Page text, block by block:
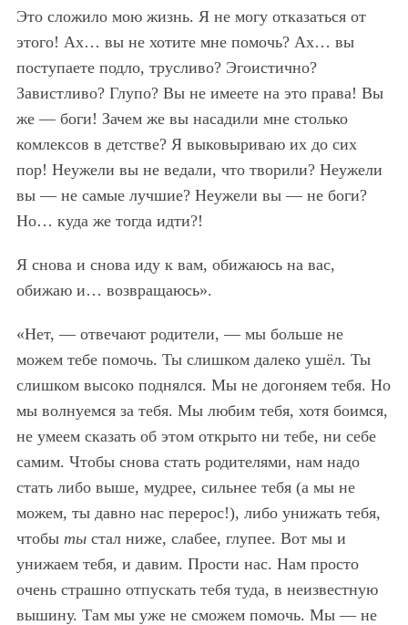
Это сложило мою жизнь. Я не могу отказаться от
этого! Ах… вы не хотите мне помочь? Ах… вы
поступаете подло, трусливо? Эгоистично?
Завистливо? Глупо? Вы не имеете на это права! Вы
же — боги! Зачем же вы насадили мне столько
комлексов в детстве? Я выковыриваю их до сих
пор! Неужели вы не ведали, что творили? Неужели
вы — не самые лучшие? Неужели вы — не боги?
Но… куда же тогда идти?!
Я снова и снова иду к вам, обижаюсь на вас,
обижаю и… возвращаюсь».
«Нет, — отвечают родители, — мы больше не
можем тебе помочь. Ты слишком далеко ушёл. Ты
слишком высоко поднялся. Мы не догоняем тебя. Но
мы волнуемся за тебя. Мы любим тебя, хотя боимся,
не умеем сказать об этом открыто ни тебе, ни себе
самим. Чтобы снова стать родителями, нам надо
стать либо выше, мудрее, сильнее тебя (а мы не
можем, ты давно нас перерос!), либо унижать тебя,
чтобы тыстал ниже, слабее, глупее. Вот мы и
унижаем тебя, и давим. Прости нас. Нам просто
очень страшно отпускать тебя туда, в неизвестную
вышину. Там мы уже не сможем помочь. Мы — не